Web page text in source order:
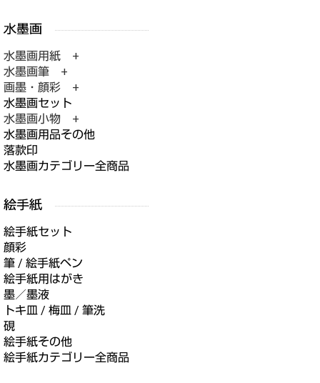
水墨画用紙 +
水墨画筆 +
画墨・顔彩 +
水墨画セット
水墨画小物 +
水墨画用品その他
落款印
水墨画カテゴリー全商品
絵手紙セット
顔彩
筆 / 絵手紙ペン
絵手紙用はがき
墨／墨液
トキ皿 / 梅皿 / 筆洗
硯
絵手紙その他
絵手紙カテゴリー全商品